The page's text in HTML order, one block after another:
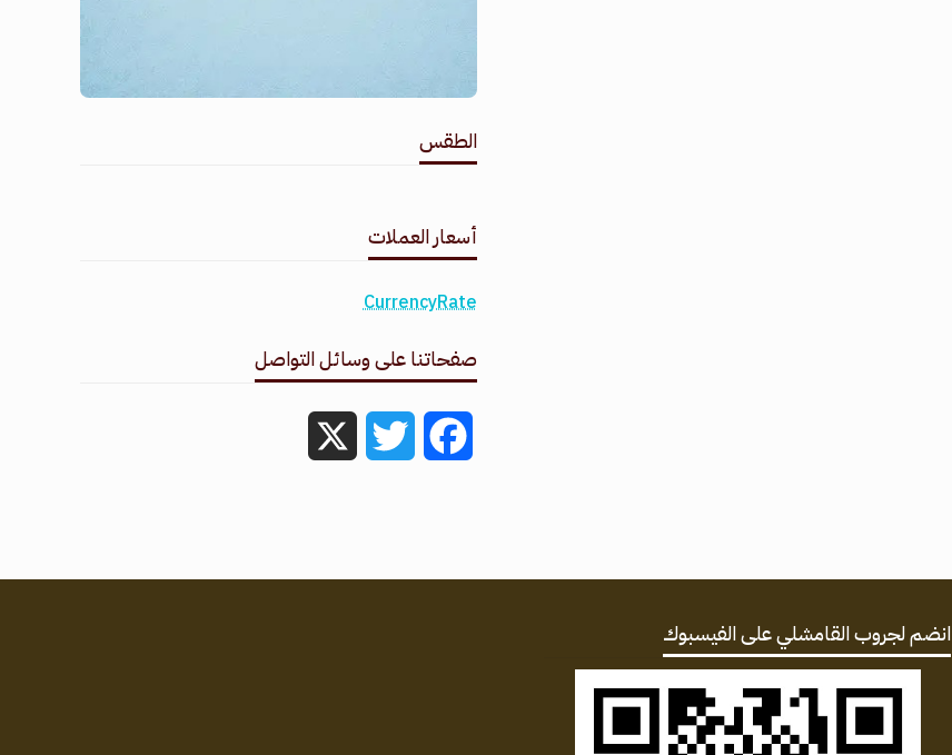
الطقس
أسعار العملات
CurrencyRate
صفحاتنا على وسائل التواصل
Facebook
Twitter
انضم لجروب القامشلي على الفيسبوك